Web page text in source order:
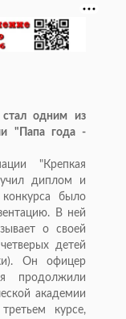
стал одним из
"Папа года -
"Крепкая
диплом и
было
В ней
о своей
детей
Он офицер
продолжили
академии
курсе,